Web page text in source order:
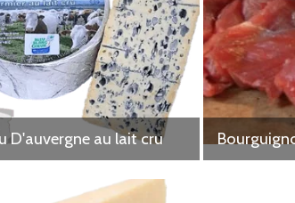
D'auvergne au lait cru